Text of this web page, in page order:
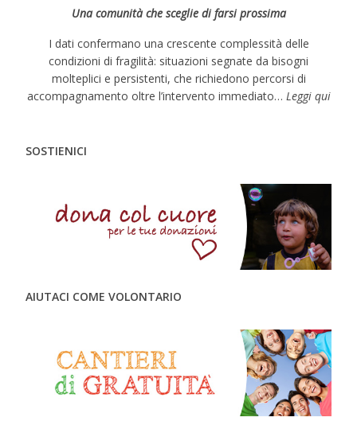
Una comunità che sceglie di farsi prossima
I dati confermano una crescente complessità delle
condizioni di fragilità: situazioni segnate da bisogni
molteplici e persistenti, che richiedono percorsi di
accompagnamento oltre l’intervento immediato… Leggi qui
SOSTIENICI
AIUTACI COME VOLONTARIO